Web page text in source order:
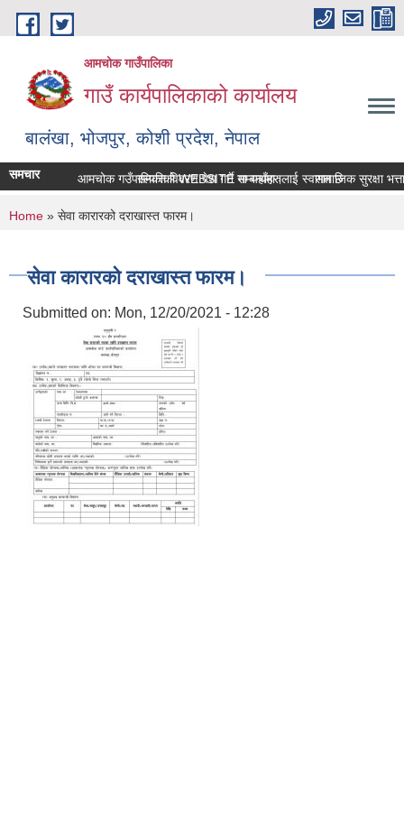
Skip to main content
आमचोक गाउँपालिका
गाउँ कार्यपालिकाको कार्यालय
बालंखा, भोजपुर, कोशी प्रदेश, नेपाल
आमचोक गउँपालिकाको WEBSITE मा यहाँहरुलाई स्वागत छ ।
समचार सम्पत्ति विवरण पेश गर्ने सम्बन्धमा। सामाजिक सुरक्षा
You are here
Home » सेवा कारारको दराखास्त फारम।
सेवा कारारको दराखास्त फारम।
Submitted on: Mon, 12/20/2021 - 12:28